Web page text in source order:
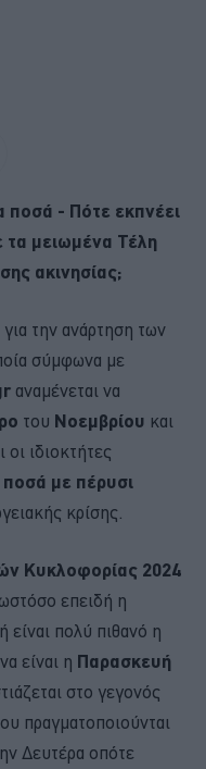
ποσά - Πότε εκπνέει
τα μειωμένα Τέλη
ακινησίας;
την ανάρτηση των
σύμφωνα με
αναμένεται να
του Νοεμβρίου και
οι ιδιοκτήτες
ποσά με πέρυσι
κρίσης.
Κυκλοφορίας 2024
ωστόσο επειδή η
είναι πολύ πιθανό η
είναι η Παρασκευή
στο γεγονός
πραγματοποιούνται
Δευτέρα οπότε